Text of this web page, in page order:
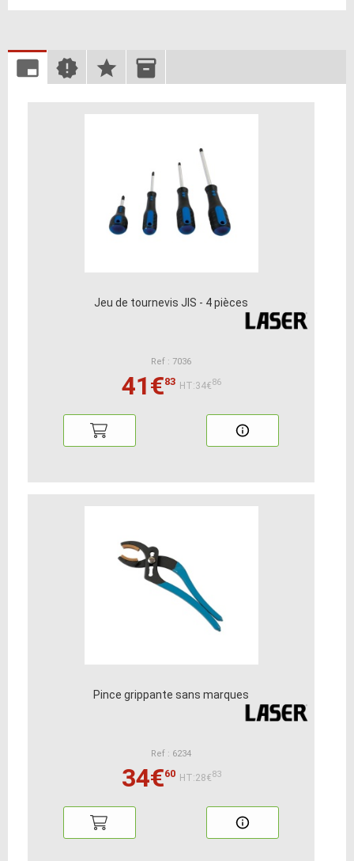
Jeu de tournevis JIS - 4 pièces
Ref : 7036
41€83 HT:34€86
Pince grippante sans marques
Ref : 6234
34€60 HT:28€83